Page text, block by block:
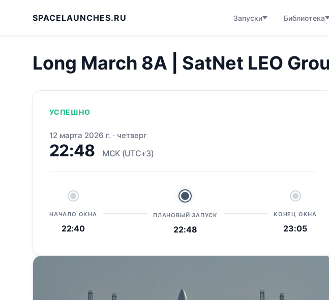
SPACELAUNCHES.RU Запуски Библиотека
Long March 8A | SatNet LEO
УСПЕШНО
12 марта 2026 г. · четверг
22:48 МСК (UTC+3)
НАЧАЛО ОКНА
22:40
ПЛАНОВЫЙ ЗАПУСК
22:48
КОНЕЦ ОКНА
23:05